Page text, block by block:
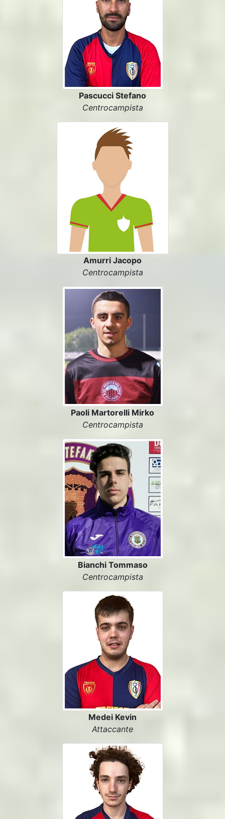
Pascucci Stefano
Centrocampista
Amurri Jacopo
Centrocampista
Paoli Martorelli Mirko
Centrocampista
Bianchi Tommaso
Centrocampista
Medei Kevin
Attaccante